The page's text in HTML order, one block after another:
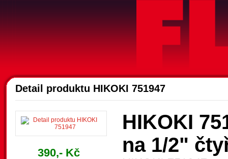
Detail produktu HIKOKI 751947
390,- Kč
HIKOKI
na 1/2"